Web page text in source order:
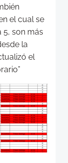
el cual se
5, son más
la
el